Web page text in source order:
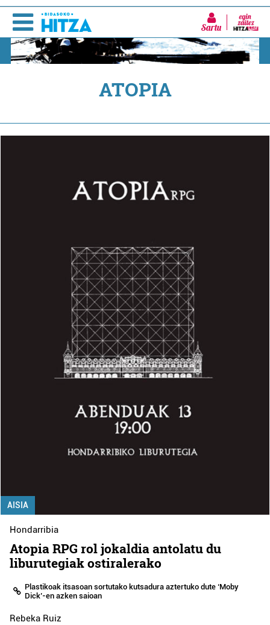
Sartu
ATOPIA
AISIA
Hondarribia
Atopia RPG rol jokaldia antolatu du
liburutegiak ostiralerako
Plastikoak itsasoan sortutako kutsadura aztertuko dute ‘Moby
Dick’-en azken saioan
Rebeka Ruiz